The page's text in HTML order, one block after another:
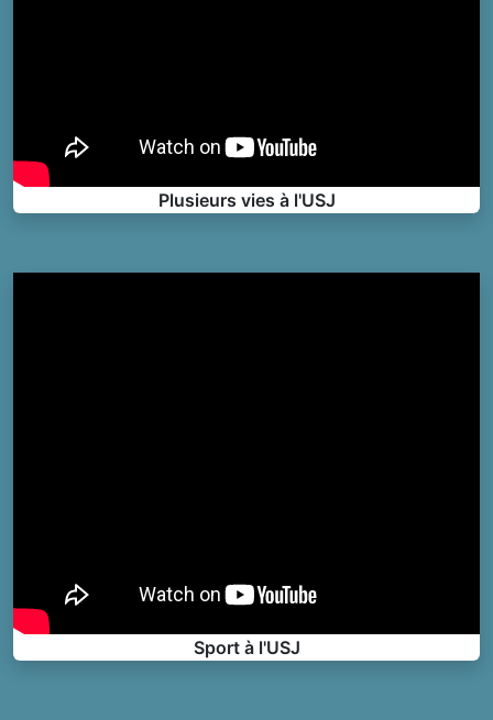
Plusieurs vies à l'USJ
Sport à l'USJ